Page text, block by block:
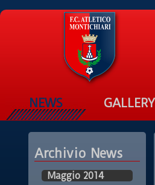
NEWS GALLERY
Archivio News
Maggio 2014